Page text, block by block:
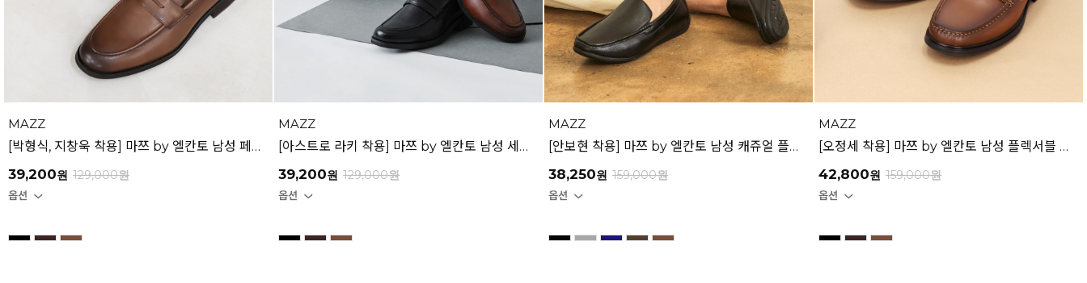
MAZZ
[박형식, 지창욱 착용] 마쯔 by 엘칸토 남성 페니 로퍼 3.5cm LCMD82I111
39,200원 129,000원
MAZZ
[아스트로 라키 착용] 마쯔 by 엘칸토 남성 세미 로퍼 3.5cm LCMD41I111
39,200원 129,000원
MAZZ
[안보현 착용] 마쯔 by 엘칸토 남성 캐쥬얼 플렉시블 로퍼 2cm LCMC93M313
38,250원 159,000원
MAZZ
[오정세 착용] 마쯔 by 엘칸토 남성 플렉서블 페니로퍼 2.5cm LCMD09M313
42,800원 159,000원